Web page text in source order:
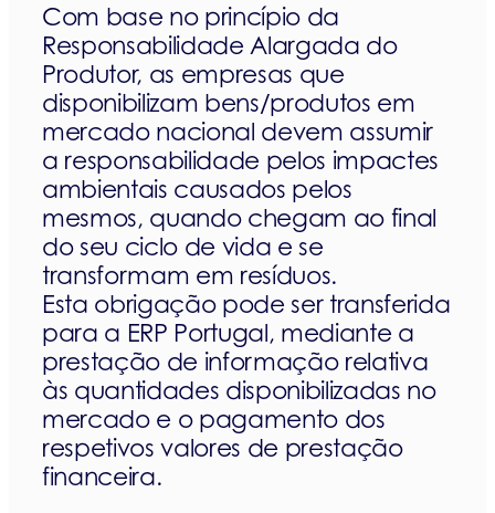
Com base no princípio da
Responsabilidade Alargada do
Produtor, as empresas que
disponibilizam bens/produtos em
mercado nacional devem assumir
a responsabilidade pelos impactes
ambientais causados pelos
mesmos, quando chegam ao final
do seu ciclo de vida e se
transformam em resíduos.
Esta obrigação pode ser transferida
para a ERP Portugal, mediante a
prestação de informação relativa
às quantidades disponibilizadas no
mercado e o pagamento dos
respetivos valores de prestação
financeira.